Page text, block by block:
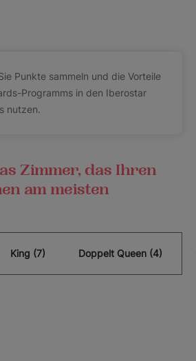
Punkte sammeln und die Vorteile
Programms in den Iberostar
nutzen.
Zimmer, das Ihren
am meisten
King (7) Doppelt Queen (4)